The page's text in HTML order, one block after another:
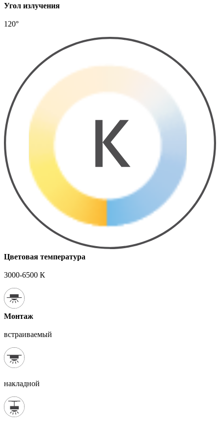
Угол излучения
120°
Цветовая температура
3000-6500 К
Монтаж
встраиваемый
накладной